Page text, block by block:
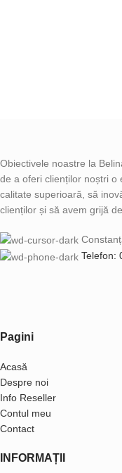
Obiectivele noastre la
de a oferi clienților noștri o
calitate superioară, să
clienților și să avem grijă
Telefon:
Pagini
Acasă
Despre noi
Info Reseller
Contul meu
Contact
INFORMAȚII